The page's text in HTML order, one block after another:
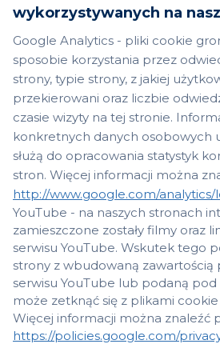
wykorzystywanych na
Google Analytics - pliki cookie
sposobie korzystania przez
strony, typie strony, z jakiej
przekierowani oraz liczbie
czasie wizyty na tej stronie.
konkretnych danych osobowych
służą do opracowania statystyk
stron. Więcej informacji można
http://www.google.com/analytics/
YouTube - na naszych stronach
zamieszczone zostały filmy oraz
serwisu YouTube. Wskutek tego
strony z wbudowaną zawartością
serwisu YouTube lub podaną
może zetknąć się z plikami cookie
Więcej informacji można znaleźć
https://policies.google.com/